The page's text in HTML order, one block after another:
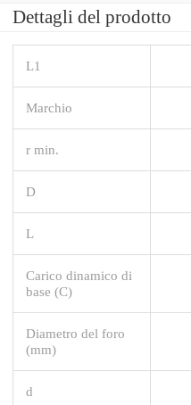
Dettagli del prodotto
L1
Marchio
r min.
D
L
Carico dinamico di
base (C)
Diametro del foro
(mm)
d